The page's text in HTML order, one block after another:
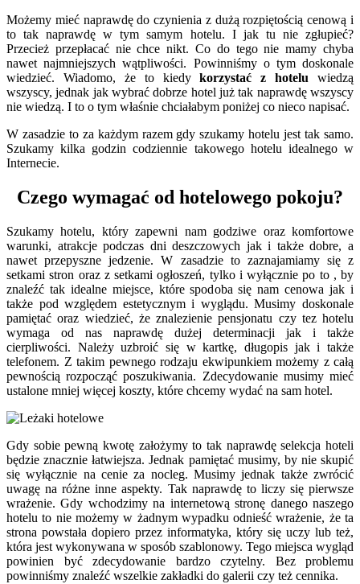
Możemy mieć naprawdę do czynienia z dużą rozpiętością cenową i
to tak naprawdę w tym samym hotelu. I jak tu nie zgłupieć?
Przecież przepłacać nie chce nikt. Co do tego nie mamy chyba
nawet najmniejszych wątpliwości. Powinniśmy o tym doskonale
wiedzieć. Wiadomo, że to kiedykorzystać z hotelu wiedzą
wszyscy, jednak jak wybrać dobrze hotel już tak naprawdę wszyscy
nie wiedzą. I to o tym właśnie chciałabym poniżej co nieco napisać.
W zasadzie to za każdym razem gdy szukamy hotelu jest tak samo.
Szukamy kilka godzin codziennie takowego hotelu idealnego w
Internecie.
Czego wymagać od hotelowego pokoju?
Szukamy hotelu, który zapewni nam godziwe oraz komfortowe
warunki, atrakcje podczas dni deszczowych jak i także dobre, a
nawet przepyszne jedzenie. W zasadzie to zaznajamiamy się z
setkami stron oraz z setkami ogłoszeń, tylko i wyłącznie po to , by
znaleźć tak idealne miejsce, które spodoba się nam cenowa jak i
także pod względem estetycznym i wyglądu. Musimy doskonale
pamiętać oraz wiedzieć, że znalezienie pensjonatu czy tez hotelu
wymaga od nas naprawdę dużej determinacji jak i także
cierpliwości. Należy uzbroić się w kartkę, długopis jak i także
telefonem. Z takim pewnego rodzaju ekwipunkiem możemy z całą
pewnością rozpocząć poszukiwania. Zdecydowanie musimy mieć
ustalone mniej więcej koszty, które chcemy wydać na sam hotel.
Gdy sobie pewną kwotę założymy to tak naprawdę selekcja hoteli
będzie znacznie łatwiejsza. Jednak pamiętać musimy, by nie skupić
się wyłącznie na cenie za nocleg. Musimy jednak także zwrócić
uwagę na różne inne aspekty. Tak naprawdę to liczy się pierwsze
wrażenie. Gdy wchodzimy na internetową stronę danego naszego
hotelu to nie możemy w żadnym wypadku odnieść wrażenie, że ta
strona powstała dopiero przez informatyka, który się uczy lub też,
która jest wykonywana w sposób szablonowy. Tego miejsca wygląd
powinien być zdecydowanie bardzo czytelny. Bez problemu
powinniśmy znaleźć wszelkie zakładki do galerii czy też cennika.